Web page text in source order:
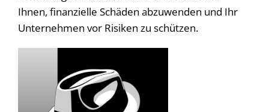
Ihnen, finanzielle Schäden abzuwenden und Ihr
Unternehmen vor Risiken zu schützen.